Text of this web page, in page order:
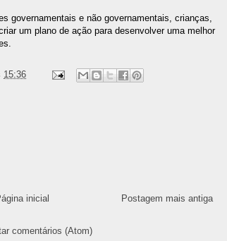
governamentais e não governamentais, crianças,
um plano de ação para desenvolver uma melhor
15:36
Postagem mais antiga
inicial
comentários (Atom)